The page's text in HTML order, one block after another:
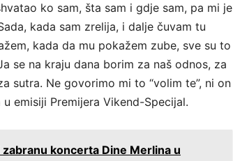
ko sam, šta sam i gdje sam, pa mi je
kada sam zrelija, i dalje čuvam tu
kada da mu pokažem zube, sve su to
se na kraju dana borim za naš odnos, za
sutra. Ne govorimo mi to “volim te”, ni on
emisiji Premijera Vikend-Specijal.
koncerta Dine Merlina u